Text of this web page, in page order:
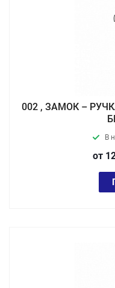
002 , ЗАМОК –
В
от